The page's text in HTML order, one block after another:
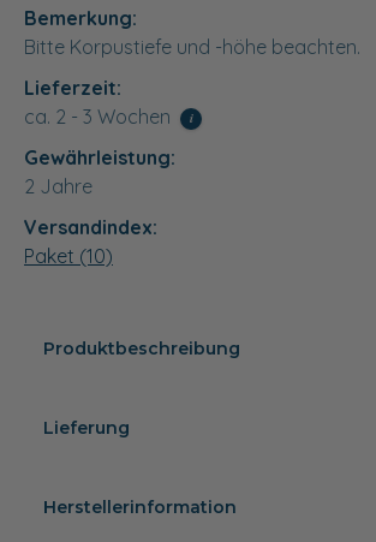
Bemerkung:
Bitte Korpustiefe und -höhe beachten.
Lieferzeit:
ca. 2 - 3 Wochen
i
Gewährleistung:
2 Jahre
Versandindex:
Paket (10)
Produktbeschreibung
Lieferung
Herstellerinformation